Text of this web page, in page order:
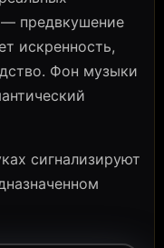
— предвкушение
искренность,
Фон музыки
сигнализируют